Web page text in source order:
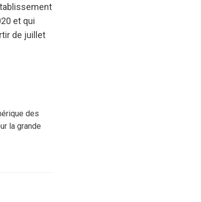
et qui
de juillet
des
la grande